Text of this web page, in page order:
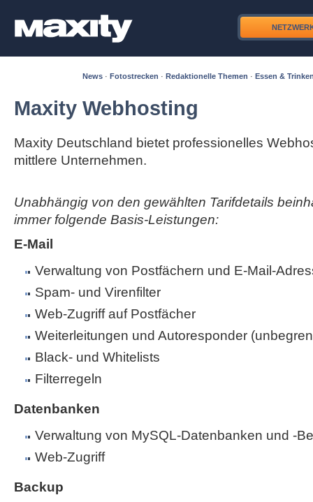
News · Fotostrecken · Redaktionelle Themen · Essen &
Maxity Webhosting
Maxity Deutschland bietet professionelles
mittlere Unternehmen.
Unabhängig von den gewählten Tarifdetails
immer folgende Basis-Leistungen:
E-Mail
Verwaltung von Postfächern und E-Mail-
Spam- und Virenfilter
Web-Zugriff auf Postfächer
Weiterleitungen und Autoresponder
Black- und Whitelists
Filterregeln
Datenbanken
Verwaltung von MySQL-Datenbanken und -
Web-Zugriff
Backup